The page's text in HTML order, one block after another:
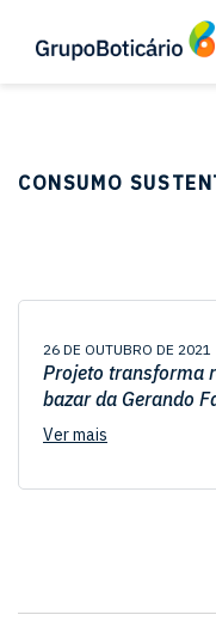
CONSUMO
26 DE OUTUBRO DE 2021
Projeto transforma
bazar da Gerando
Ver mais